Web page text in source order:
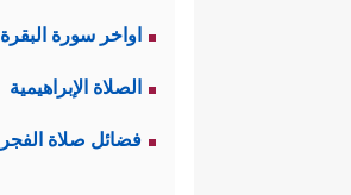
اواخر سورة البقرة
الصلاة الإبراهيمية
فضائل صلاة الفجر